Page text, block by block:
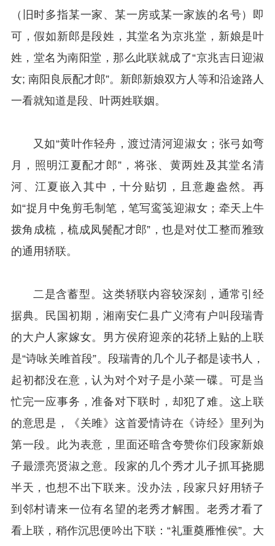
（旧时多指某一家、某一房或某一家族的名号）即
可，假如新郎是段姓，其堂名为京兆堂，新娘是叶
姓，堂名为南阳堂，那么此联就成了“京兆吉日迎淑
女; 南阳良辰配才郎”。新郎新娘双方人等和沿途路人
一看就知道是段、叶两姓联姻。
又如“黄叶作轻舟，渡过清河迎淑女；张弓如弯
月，照明江夏配才郎”，将张、黄两姓及其堂名清
河、江夏嵌入其中，十分贴切，且意趣盎然。再
如“捉月中兔剪毛制笔，笔写鸾笺迎淑女；牵天上牛
拨角成梳，梳成凤鬓配才郎”，也是对仗工整而雅致
的通用轿联。
二是含蓄型。这类轿联内容较深刻，通常引经
据典。民国初期，湘南安仁县广义湾有户叫段瑞青
的大户人家嫁女。男方侯府迎亲的花轿上贴的上联
是“诗咏关雎首段”。段瑞青的几个儿子都是读书人，
起初都没在意，认为对个对子是小菜一碟。可是当
忙完一应事务，准备对下联时，却犯了难。这上联
的意思是，《关雎》这首爱情诗在《诗经》里列为
第一段。此为表意，里面还暗含夸赞你们段家新娘
子最漂亮贤淑之意。段家的几个秀才儿子抓耳挠腮
半天，也想不出下联来。没办法，段家只好用轿子
到邻村请来一位有名望的老秀才解围。老秀才看了
看上联，稍作沉思便吟出下联：“礼重奠雁惟侯”。大